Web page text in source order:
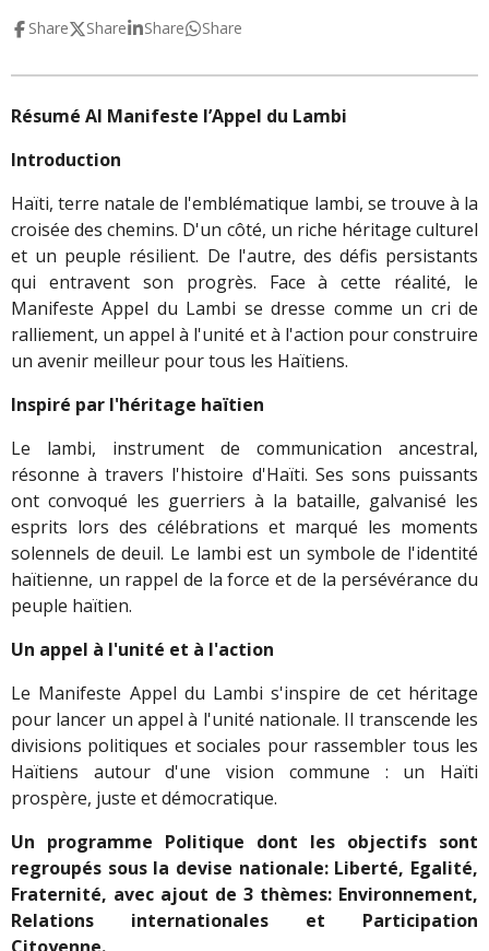
Share Share Share Share
Résumé AI Manifeste l’Appel du Lambi
Introduction
Haïti, terre natale de l'emblématique lambi, se trouve à la
croisée des chemins. D'un côté, un riche héritage culturel
et un peuple résilient. De l'autre, des défis persistants
qui entravent son progrès. Face à cette réalité, le
Manifeste Appel du Lambi se dresse comme un cri de
ralliement, un appel à l'unité et à l'action pour construire
un avenir meilleur pour tous les Haïtiens.
Inspiré par l'héritage haïtien
Le lambi, instrument de communication ancestral,
résonne à travers l'histoire d'Haïti. Ses sons puissants
ont convoqué les guerriers à la bataille, galvanisé les
esprits lors des célébrations et marqué les moments
solennels de deuil. Le lambi est un symbole de l'identité
haïtienne, un rappel de la force et de la persévérance du
peuple haïtien.
Un appel à l'unité et à l'action
Le Manifeste Appel du Lambi s'inspire de cet héritage
pour lancer un appel à l'unité nationale. Il transcende les
divisions politiques et sociales pour rassembler tous les
Haïtiens autour d'une vision commune : un Haïti
prospère, juste et démocratique.
Un programme Politique dont les objectifs sont
regroupés sous la devise nationale: Liberté, Egalité,
Fraternité, avec ajout de 3 thèmes: Environnement,
Relations internationales et Participation